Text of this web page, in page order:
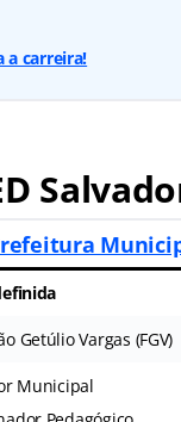
a carreira!
Getúlio Vargas (FGV)
Municipal